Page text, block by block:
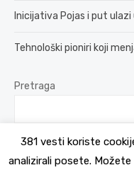
Inicijativa Pojas i put
Tehnološki pioniri koji
Pretraga
381 vesti koriste
analizirali posete.